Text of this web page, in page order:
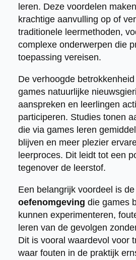
leren. Deze voordelen
krachtige aanvulling op of
traditionele leermethoden,
complexe onderwerpen die
toepassing vereisen.
De verhoogde
games natuurlijke
aanspreken en leerlingen
participeren. Studies tonen
die via games leren
blijven en meer plezier
leerproces. Dit leidt tot een
tegenover de leerstof.
Een belangrijk voordeel is de
oefenomgeving die games
kunnen experimenteren,
leren van de gevolgen
Dit is vooral waardevol voor
waar fouten in de praktijk